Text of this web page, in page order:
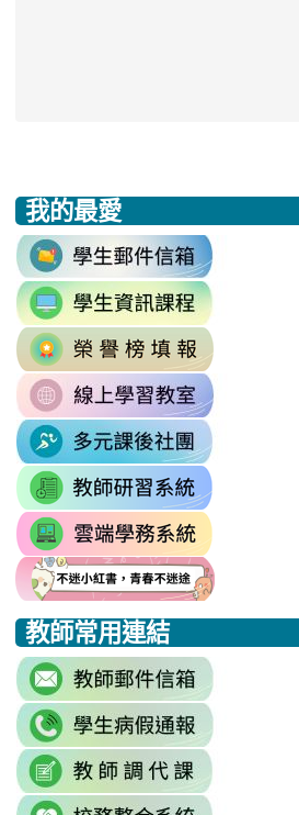
::: 我的最愛
教師常用連結